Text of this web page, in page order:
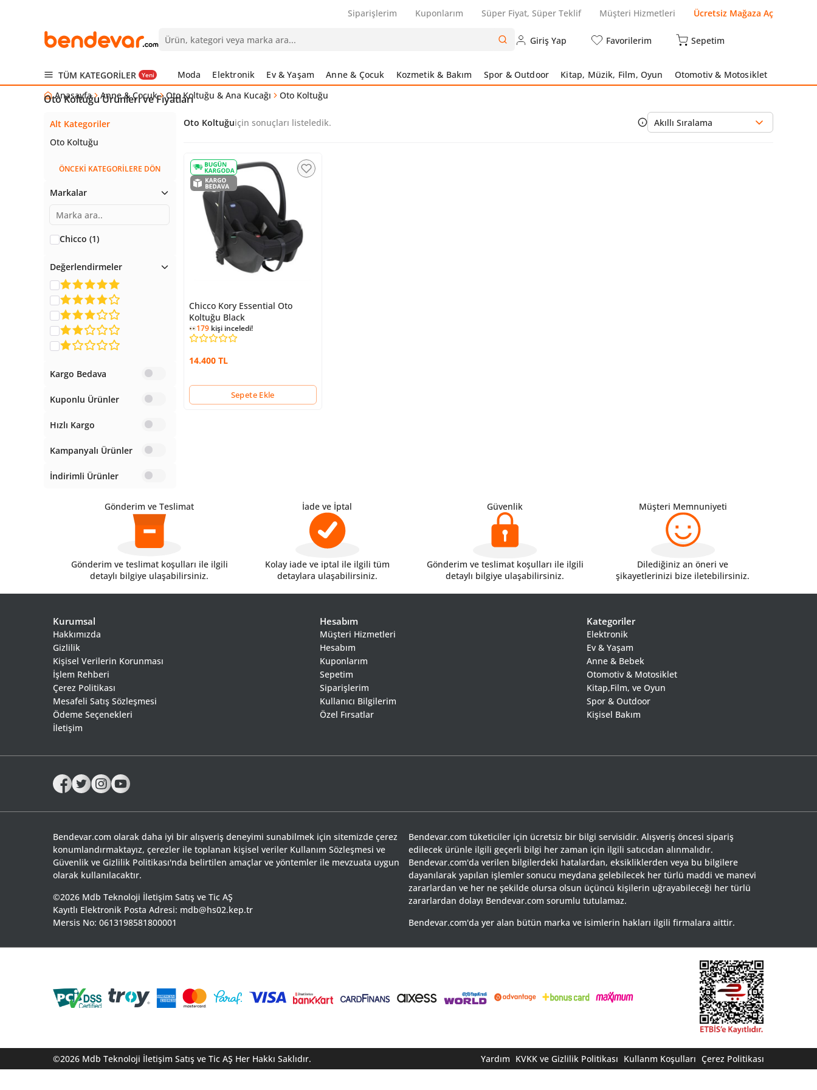
Siparişlerim Kuponlarım Süper Fiyat, Süper Teklif Müşteri Hizmetleri Ücretsiz Mağaza Aç
Giriş Yap Favorilerim Sepetim
TÜM KATEGORİLER Yeni Moda Elektronik Ev & Yaşam Anne & Çocuk Kozmetik & Bakım Spor & Outdoor Kitap, Müzik, Film, Oyun
Otomotiv & Motosiklet
Anasayfa
Anne & Çocuk Oto Koltuğu & Ana Kucağı Oto Koltuğu
Oto Koltuğu Ürünleri ve Fiyatları
Alt Kategoriler
Oto Koltuğu
ÖNCEKİ KATEGORİLERE DÖN
Markalar
Chicco (1)
Değerlendirmeler
Kargo Bedava
Kuponlu Ürünler
Hızlı Kargo
Kampanyalı Ürünler
İndirimli Ürünler
Oto Koltuğuiçin sonuçları listeledik. Akıllı Sıralama
Chicco Kory Essential Oto
Koltuğu Black
179 kişi inceledi!
14.400 TL
Sepete Ekle
Gönderim ve Teslimat
Gönderim ve teslimat koşulları ile ilgili
detaylı bilgiye ulaşabilirsiniz.
İade ve İptal
Kolay iade ve iptal ile ilgili tüm
detaylara ulaşabilirsiniz.
Güvenlik
Gönderim ve teslimat koşulları ile ilgili
detaylı bilgiye ulaşabilirsiniz.
Müşteri Memnuniyeti
Dilediğiniz an öneri ve
şikayetlerinizi bize iletebilirsiniz.
Kurumsal
Hakkımızda
Gizlilik
Kişisel Verilerin Korunması
İşlem Rehberi
Çerez Politikası
Mesafeli Satış Sözleşmesi
Ödeme Seçenekleri
İletişim
Hesabım
Müşteri Hizmetleri
Hesabım
Kuponlarım
Sepetim
Siparişlerim
Kullanıcı Bilgilerim
Özel Fırsatlar
Kategoriler
Elektronik
Ev & Yaşam
Anne & Bebek
Otomotiv & Motosiklet
Kitap,Film, ve Oyun
Spor & Outdoor
Kişisel Bakım
Bendevar.com olarak daha iyi bir alışveriş deneyimi sunabilmek için sitemizde çerez
konumlandırmaktayız, çerezler ile toplanan kişisel veriler Kullanım Sözleşmesi ve
Güvenlik ve Gizlilik Politikası'nda belirtilen amaçlar ve yöntemler ile mevzuata uygun
olarak kullanılacaktır.
©2026 Mdb Teknoloji İletişim Satış ve Tic AŞ
Kayıtlı Elektronik Posta Adresi: mdb@hs02.kep.tr
Mersis No: 0613198581800001
Bendevar.com tüketiciler için ücretsiz bir bilgi servisidir. Alışveriş öncesi sipariş
edilecek ürünle ilgili geçerli bilgi her zaman için ilgili satıcıdan alınmalıdır.
Bendevar.com'da verilen bilgilerdeki hatalardan, eksikliklerden veya bu bilgilere
dayanılarak yapılan işlemler sonucu meydana gelebilecek her türlü maddi ve manevi
zararlardan ve her ne şekilde olursa olsun üçüncü kişilerin uğrayabileceği her türlü
zararlardan dolayı Bendevar.com sorumlu tutulamaz.
Bendevar.com'da yer alan bütün marka ve isimlerin hakları ilgili firmalara aittir.
©2026 Mdb Teknoloji İletişim Satış ve Tic AŞ Her Hakkı Saklıdır. Yardım KVKK ve Gizlilik Politikası Kullanm Koşulları Çerez Politikası